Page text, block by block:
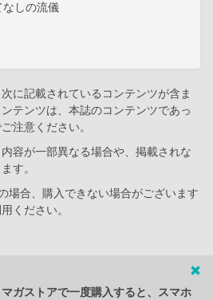
なしの流儀
に記載されているコンテンツが含ま
テンツは、本誌のコンテンツであっ
注意ください。
容が一部異なる場合や、掲載されな
す。
場合、購入できない場合がございます
ください。
ガストアで一度購入すると、スマホ